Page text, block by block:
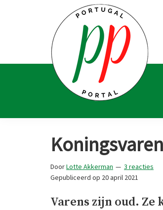
hoofdnavigatie
Portal
en
fanaten
Koningsvaren
DoorLotte Akkerman
3 reacties
Gepubliceerd op 20 april 2021
Varens zijn oud. Ze